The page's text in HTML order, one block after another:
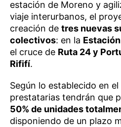
estación de Moreno y
viaje interurbanos, el
creación de tres nuevas
colectivos: en la
el cruce de Ruta 24 y
Rififí.
Según lo establecido en
prestatarias tendrán que
50% de unidades
disponiendo de un plazo